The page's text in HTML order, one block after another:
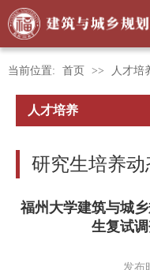
当前位置: 首页 >> 人才培
人才培养
研究生培养动
福州大学建筑与城
生复试调
发布